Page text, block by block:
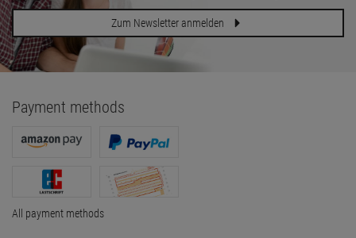
Zum Newsletter anmelden
Payment methods
All payment methods